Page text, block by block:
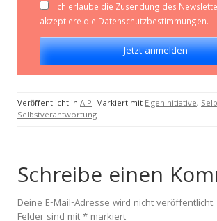
Ich erlaube die Zusendung des
akzeptiere die Datenschutzbestimmungen.
Veröffentlicht in AIP Markiert mitEigeninitiative,
Selbstverantwortung
Schreibe einen
Deine E-Mail-Adresse wird nicht veröffentlicht.
Felder sind mit* markiert